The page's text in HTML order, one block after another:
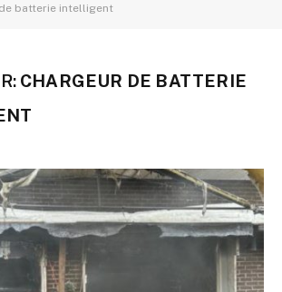
batterie intelligent
CHARGEUR DE BATTERIE